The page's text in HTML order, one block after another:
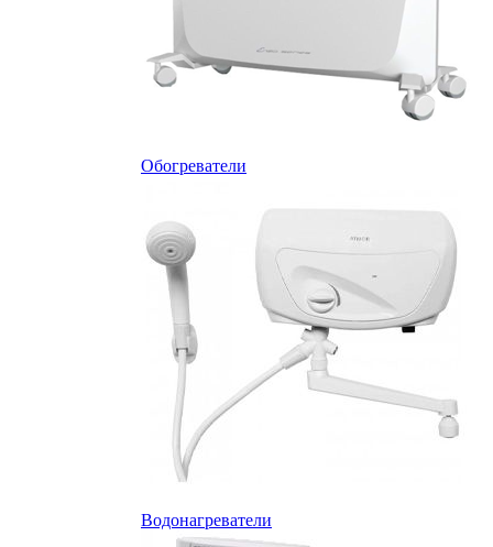
Обогреватели
Водонагреватели